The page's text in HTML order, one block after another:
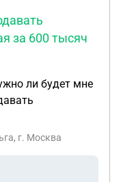
за 600 тысяч
ли будет мне
г. Москва